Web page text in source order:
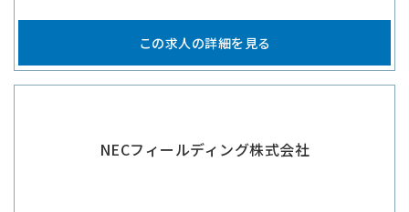
この求人の詳細を見る
NECフィールディング株式会社